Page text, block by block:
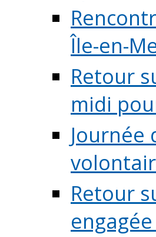
Île-en-
Retour
midi
Journée
Retour